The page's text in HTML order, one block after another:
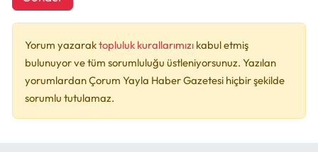
Yorum yazaraktopluluk kurallarımızı kabul etmiş
bulunuyor ve tüm sorumluluğu üstleniyorsunuz. Yazılan
yorumlardan Çorum Yayla Haber Gazetesi hiçbir şekilde
sorumlu tutulamaz.